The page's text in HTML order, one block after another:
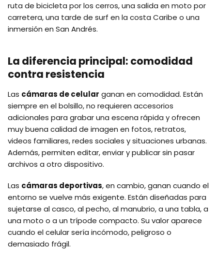
ruta de bicicleta por los cerros, una salida en moto por
carretera, una tarde de surf en la costa Caribe o una
inmersión en San Andrés.
La diferencia principal: comodidad
contra resistencia
Las cámaras de celular ganan en comodidad. Están
siempre en el bolsillo, no requieren accesorios
adicionales para grabar una escena rápida y ofrecen
muy buena calidad de imagen en fotos, retratos,
videos familiares, redes sociales y situaciones urbanas.
Además, permiten editar, enviar y publicar sin pasar
archivos a otro dispositivo.
Las cámaras deportivas, en cambio, ganan cuando el
entorno se vuelve más exigente. Están diseñadas para
sujetarse al casco, al pecho, al manubrio, a una tabla, a
una moto o a un trípode compacto. Su valor aparece
cuando el celular sería incómodo, peligroso o
demasiado frágil.